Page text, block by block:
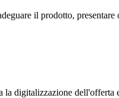
il prodotto,
digitalizzazione dell'offerta